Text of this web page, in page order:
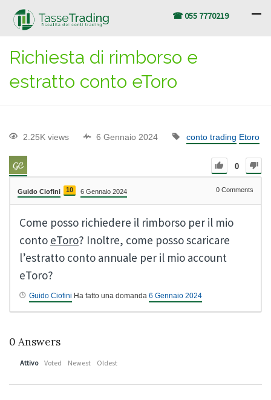
☎ 055 7770219
Richiesta di rimborso e
estratto conto eToro
2.25K views 6 Gennaio 2024 conto trading Etoro
0
Guido Ciofini 10 6 Gennaio 2024 0 Comments
Come posso richiedere il rimborso per il mio
conto eToro? Inoltre, come posso scaricare
l’estratto conto annuale per il mio account
eToro?
Guido Ciofini Ha fatto una domanda 6 Gennaio 2024
0 Answers
Attivo Voted Newest Oldest